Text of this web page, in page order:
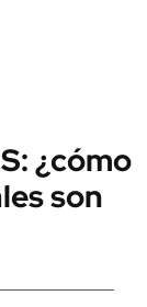
¿cómo
son